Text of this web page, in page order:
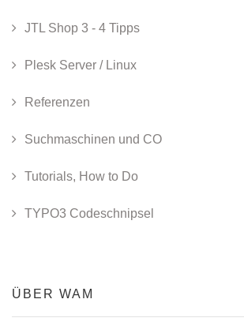
JTL Shop 3 - 4 Tipps
Plesk Server / Linux
Referenzen
Suchmaschinen und CO
Tutorials, How to Do
TYPO3 Codeschnipsel
ÜBER WAM